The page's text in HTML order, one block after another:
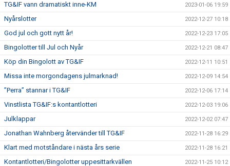
TG&IF vann dramatiskt inne-KM 2023-01-06 19:59
Nyårslotter 2022-12-27 10:18
God jul och gott nytt år! 2022-12-23 17:05
Bingolotter till Jul och Nyår 2022-12-21 08:47
Köp din Bingolott av TG&IF 2022-12-11 10:51
Missa inte morgondagens julmarknad! 2022-12-09 14:54
”Perra” stannar i TG&IF 2022-12-06 17:14
Vinstlista TG&IF:s kontantlotteri 2022-12-03 19:06
Julklappar 2022-12-02 07:47
Jonathan Wahnberg återvänder till TG&IF 2022-11-28 16:29
Klart med motståndare i nästa års serie 2022-11-28 16:21
Kontantlotteri/Bingolotter uppesittarkvällen 2022-11-25 10:12